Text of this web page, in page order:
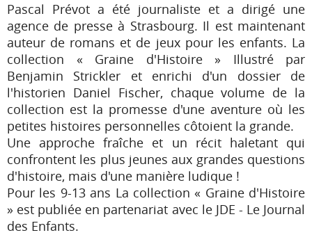
Pascal Prévot a été journaliste et a dirigé une
agence de presse à Strasbourg. Il est maintenant
auteur de romans et de jeux pour les enfants. La
collection « Graine d'Histoire » Illustré par
Benjamin Strickler et enrichi d'un dossier de
l'historien Daniel Fischer, chaque volume de la
collection est la promesse d'une aventure où les
petites histoires personnelles côtoient la grande.
Une approche fraîche et un récit haletant qui
confrontent les plus jeunes aux grandes questions
d'histoire, mais d'une manière ludique !
Pour les 9-13 ans La collection « Graine d'Histoire
» est publiée en partenariat avec le JDE - Le Journal
des Enfants.